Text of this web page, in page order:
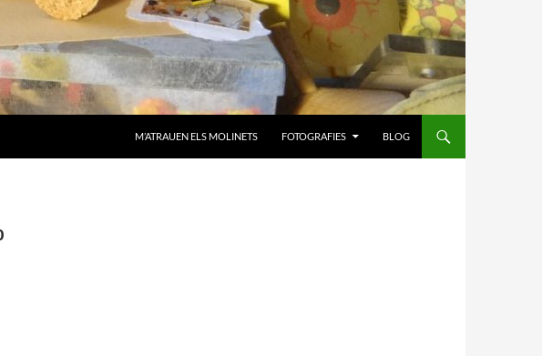
M’ATRAUEN ELS MOLINETS FOTOGRAFIES BLOG